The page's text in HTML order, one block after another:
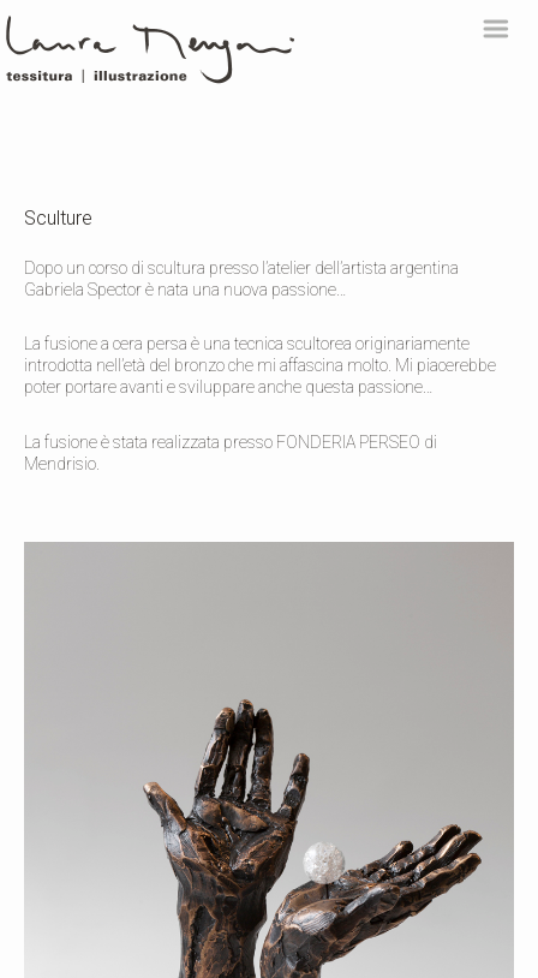
m
Sculture
Dopo un corso di scultura presso l’atelier dell’artista argentina
Gabriela Spector è nata una nuova passione…
La fusione a cera persa è una tecnica scultorea originariamente
introdotta nell’età del bronzo che mi affascina molto. Mi piacerebbe
poter portare avanti e sviluppare anche questa passione…
La fusione è stata realizzata presso FONDERIA PERSEO di
Mendrisio.